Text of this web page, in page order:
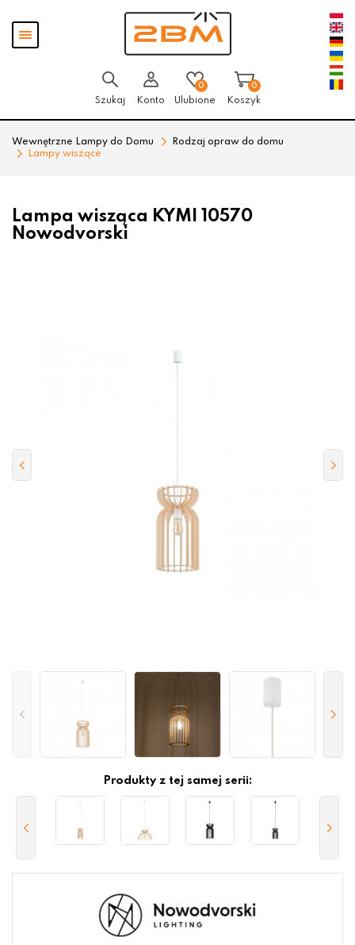
Pokaż
menu
Szukaj Konto
0
Ulubione
0
Koszyk
Wewnętrzne Lampy do Domu
Rodzaj opraw do domu
Lampy wiszące
Lampa wisząca KYMI 10570
Nowodvorski
Produkty z tej samej serii: